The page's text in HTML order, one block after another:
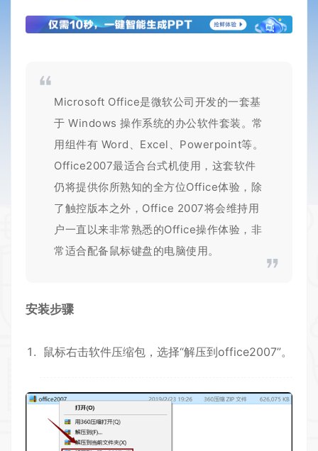
Microsoft Office是微软公司开发的一套基
于 Windows 操作系统的办公软件套装。常
用组件有 Word、Excel、Powerpoint等。
Office2007最适合台式机使用，这套软件
仍将提供你所熟知的全方位Office体验，除
了触控版本之外，Office 2007将会维持用
户一直以来非常熟悉的Office操作体验，非
常适合配备鼠标键盘的电脑使用。
安装步骤
鼠标右击软件压缩包，选择“解压到office2007”。